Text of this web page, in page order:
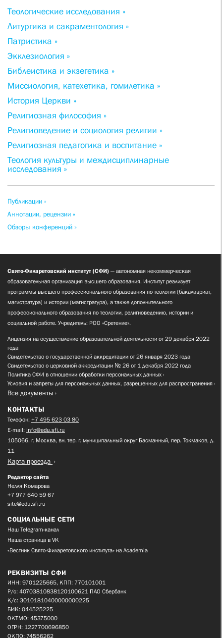
Теологические исследования »
Литургика и сакраментология »
Патристика »
Экклезиология »
Библеистика и экзегетика »
Миссиология, катехетика, гомилетика »
История Церкви »
Религиозная философия »
Религиоведение и социология религии »
Религиозная педагогика и воспитание »
Теология культуры и междисциплинарные
исследования »
Публикации »
Аннотации, рецензии »
Обзоры конференций »
Свято-Филаретовский институт (СФИ) — автономная некоммерческая
образовательная организация высшего образования. Институт реализует
программы высшего профессионального образования по теологии (бакалавриат,
магистратура) и истории (магистратура), а также дополнительного
профессионального образования по теологии, религиоведению, истории и
социальной работе. Учредитель: РОО «Сретение».
Лицензия на осуществление образовательной деятельности от 29 декабря 2022
года
Свидетельство о государственной аккредитации от 26 января 2023 года
Свидетельство о церковной аккредитации № 26 от 1 декабря 2022 года
Политика СФИ в отношении обработки персональных данных
Условия и запреты для персональных данных, разрешенных для распространения
Все документы
КОНТАКТЫ
Телефон: +7 495 623 03 80
E-mail: info@edu.sfi.ru
105066, г. Москва, вн. тер. г. муниципальный округ Басманный, пер. Токмаков, д.
11
Карта проезда
Редактор сайта
Нелля Комарова
+7 977 640 59 67
site@edu.sfi.ru
СОЦИАЛЬНЫЕ СЕТИ
Наш Telegram-канал
Наша страница в VK
«Вестник Свято-Филаретовского института» на Academia
РЕКВИЗИТЫ СФИ
ИНН: 9701225665, КПП: 770101001
Р/с: 40703810838120100621 ПАО Сбербанк
К/с: 30101810400000000225
БИК: 044525225
ОКТМО: 45375000
ОГРН: 1227700696850
ОКПО: 74556262